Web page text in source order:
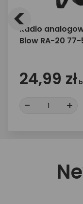
Radio
Blow RA-20
24,99 zł
- +
<